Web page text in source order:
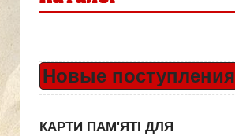
Новые поступления
КАРТИ ПАМ'ЯТІ ДЛЯ